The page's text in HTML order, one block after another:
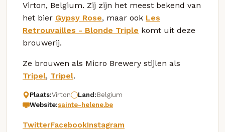
Virton, Belgium. Zij zijn het meest bekend van
het bier Gypsy Rose, maar ook Les
Retrouvailles - Blonde Triple komt uit deze
brouwerij.
Ze brouwen als Micro Brewery stijlen als
Tripel, Tripel.
Plaats:Virton Land: Belgium
Website:sainte-helene.be
TwitterFacebookInstagram